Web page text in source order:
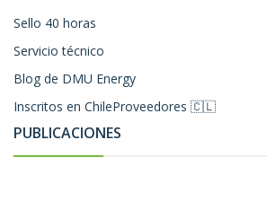
Sello 40 horas
Servicio técnico
Blog de DMU Energy
Inscritos en ChileProveedores 🇨🇱
PUBLICACIONES